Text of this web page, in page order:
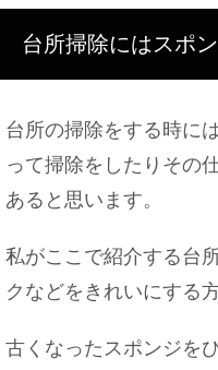
胎児が大き
【クリスマ
る過ごし方
日間
台所掃除にはスポ
台所の掃除をする時に
って掃除をしたりその
あると思います。
私がここで紹介する台
クなどをきれいにする
古くなったスポンジを